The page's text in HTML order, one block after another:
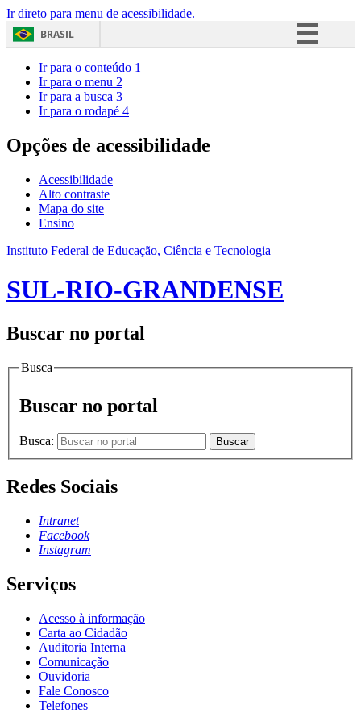
Ir direto para menu de acessibilidade.
BRASIL
Acesso à informação
Ir para o conteúdo 1
Ir para o menu 2
Ir para a busca 3
Ir para o rodapé 4
Opções de acessibilidade
Acessibilidade
Alto contraste
Mapa do site
Ensino
Instituto Federal de Educação, Ciência e Tecnologia
SUL-RIO-GRANDENSE
Buscar no portal
Busca
Buscar no portal
Busca: Buscar
Redes Sociais
Intranet
Facebook
Instagram
Serviços
Acesso à informação
Carta ao Cidadão
Auditoria Interna
Comunicação
Ouvidoria
Fale Conosco
Telefones